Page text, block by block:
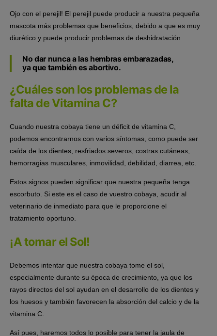
Ojo con el perejil! El perejil puede producir a nuestra pequeña
mascota más problemas que beneficios, debido a que es muy
diurético y puede producir problemas de deshidratación.
No dar nunca a las hembras embarazadas,
ya que también es abortivo.
¿Cuáles son los problemas de la
falta de Vitamina C?
Cuando nuestra cobaya tiene un déficit de vitamina C,
podemos encontrarnos con varios síntomas, como puede ser
caída de los dientes, resfriados severos, costras cutáneas,
hemorragias musculares, inmovilidad, debilidad, diarrea, etc.
Estos signos pueden significar que nuestra pequeña tenga
escorbuto. Si este es el caso de vuestro cobaya, acudir al
veterinario de inmediato para que le proporcione el
tratamiento oportuno.
¡A tomar el Sol!
Debemos intentar que nuestra cobaya tome el sol,
especialmente durante su época de crecimiento, ya que los
rayos directos del sol ayudan en el desarrollo de los dientes y
los huesos y también favorecen la absorción del calcio y de la
vitamina C.
Así pues, haremos todos lo posible para tener la jaula de